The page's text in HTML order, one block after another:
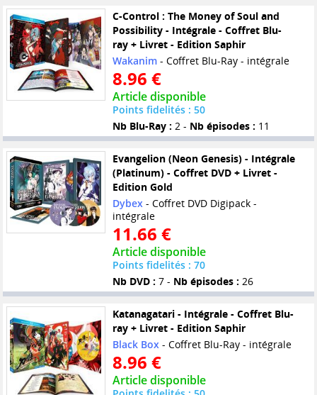
C-Control : The Money of Soul and
Possibility - Intégrale - Coffret Blu-
ray + Livret - Edition Saphir
Wakanim- Coffret Blu-Ray - intégrale
8.96 €
Article disponible
Points fidelités : 50
Nb Blu-Ray : 2 - Nb épisodes : 11
Evangelion (Neon Genesis) - Intégrale
(Platinum) - Coffret DVD + Livret -
Edition Gold
Dybex- Coffret DVD Digipack -
intégrale
11.66 €
Article disponible
Points fidelités : 70
Nb DVD : 7 - Nb épisodes : 26
Katanagatari - Intégrale - Coffret Blu-
ray + Livret - Edition Saphir
Black Box- Coffret Blu-Ray - intégrale
8.96 €
Article disponible